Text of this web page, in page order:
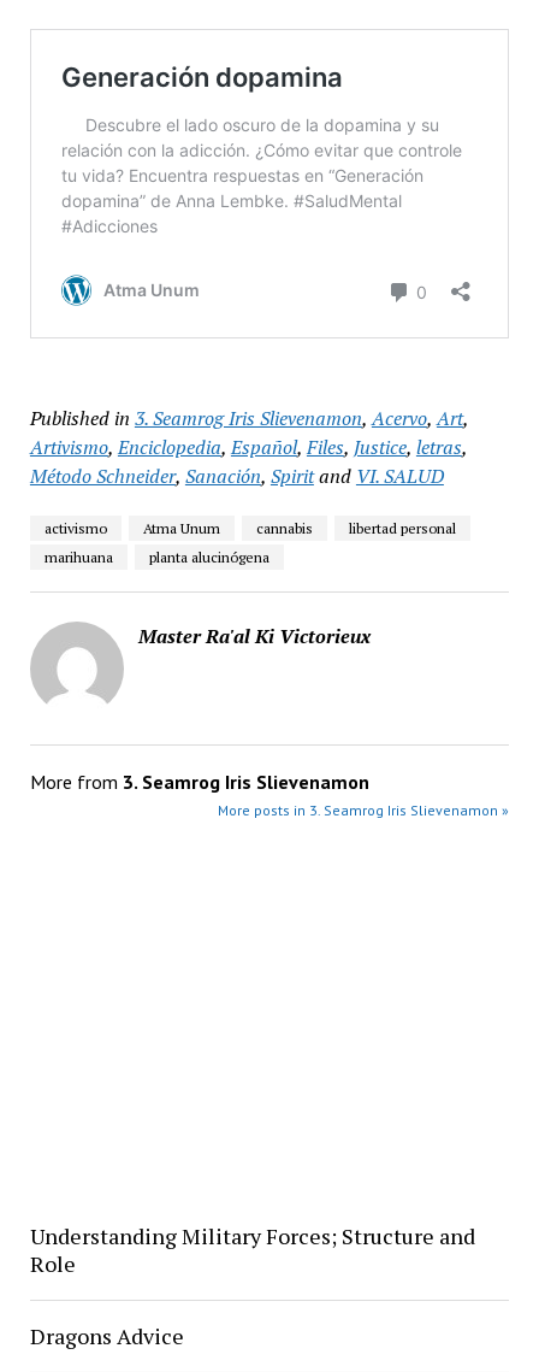
Published in 3. Seamrog Iris Slievenamon,Acervo,Art,
Artivismo,Enciclopedia,Español,Files, Justice, letras,
Método Schneider, Sanación, Spiritand VI. SALUD
activismo Atma Unum cannabis
libertad personal
marihuana
planta alucinógena
Master Ra'al Ki Victorieux
More from 3. Seamrog Iris Slievenamon
More posts in 3. Seamrog Iris Slievenamon »
Understanding Military Forces; Structure and
Role
Dragons Advice